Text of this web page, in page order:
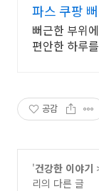
파스 쿠팡
뻐근한 부위
편안한 하루
공감
'건강한 이야기
리의 다른 글